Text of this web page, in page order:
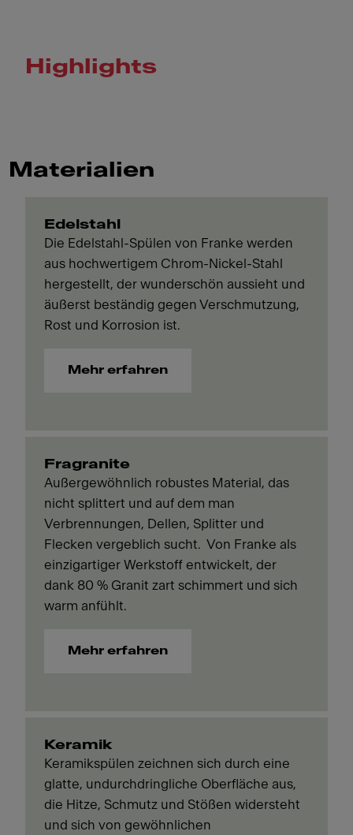
Highlights
Materialien
Edelstahl
Die Edelstahl-Spülen von Franke werden
aus hochwertigem Chrom-Nickel-Stahl
hergestellt, der wunderschön aussieht und
äußerst beständig gegen Verschmutzung,
Rost und Korrosion ist.
Mehr erfahren
Fragranite
Außergewöhnlich robustes Material, das
nicht splittert und auf dem man
Verbrennungen, Dellen, Splitter und
Flecken vergeblich sucht. Von Franke als
einzigartiger Werkstoff entwickelt, der
dank 80 % Granit zart schimmert und sich
warm anfühlt.
Mehr erfahren
Keramik
Keramikspülen zeichnen sich durch eine
glatte, undurchdringliche Oberfläche aus,
die Hitze, Schmutz und Stößen widersteht
und sich von gewöhnlichen